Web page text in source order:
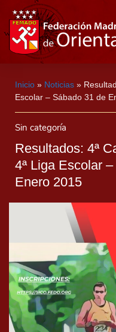
Inicio » Noticias »
Escolar – Sábado 31 de
Sin categoría
Resultados: 4ª
4ª Liga Escolar
Enero 2015